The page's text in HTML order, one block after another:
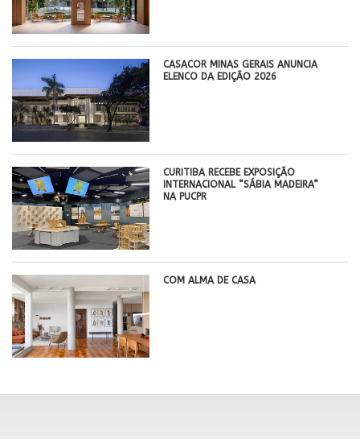
CASACOR MINAS GERAIS ANUNCIA
ELENCO DA EDIÇÃO 2026
CURITIBA RECEBE EXPOSIÇÃO
INTERNACIONAL “SÁBIA MADEIRA”
NA PUCPR
COM ALMA DE CASA